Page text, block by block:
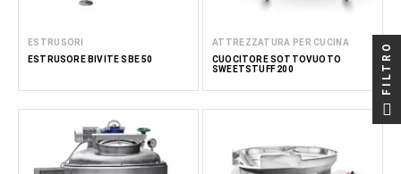
ESTRUSORI
ESTRUSORE BIVITE SBE 50
ATTREZZATURA PER CUCINA
CUOCITORE SOTTOVUOTO
SWEETSTUFF 200
FILTRO